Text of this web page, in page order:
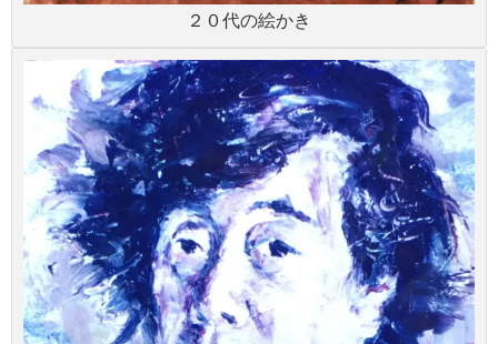
２０代の絵かき